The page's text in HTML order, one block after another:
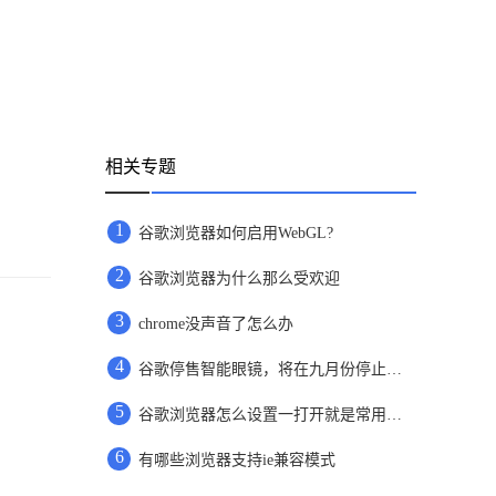
相关专题
1 谷歌浏览器如何启用WebGL?
2 谷歌浏览器为什么那么受欢迎
3 chrome没声音了怎么办
4 谷歌停售智能眼镜，将在九月份停止相关功能支持
5 ​谷歌浏览器怎么设置一打开就是常用网页
6 有哪些浏览器支持ie兼容模式